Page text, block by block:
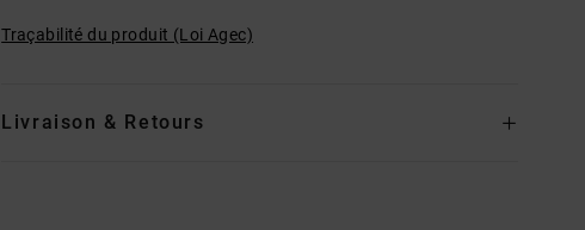
Traçabilité du produit (Loi Agec)
Livraison & Retours